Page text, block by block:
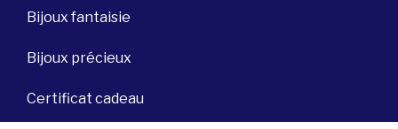
Bijoux fantaisie
Bijoux précieux
Certificat cadeau